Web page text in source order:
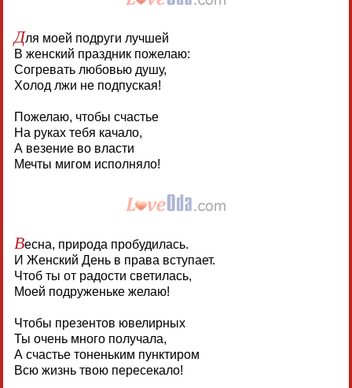
Для моей подруги лучшей
В женский праздник пожелаю:
Согревать любовью душу,
Холод лжи не подпуская!
Пожелаю, чтобы счастье
На руках тебя качало,
А везение во власти
Мечты мигом исполняло!
Весна, природа пробудилась.
И Женский День в права вступает.
Чтоб ты от радости светилась,
Моей подруженьке желаю!
Чтобы презентов ювелирных
Ты очень много получала,
А счастье тоненьким пунктиром
Всю жизнь твою пересекало!